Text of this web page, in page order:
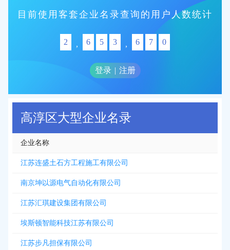
目前使用客套企业名录查询的用户人数统计
2 , 6 5 3 , 6 7 0
登录 | 注册
高淳区大型企业名录
企业名称
江苏连盛土石方工程施工有限公司
南京坤以源电气自动化有限公司
江苏汇琪建设集团有限公司
埃斯顿智能科技江苏有限公司
江苏步凡担保有限公司